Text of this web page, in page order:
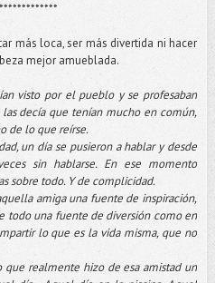
más loca, ser más divertida ni hacer
mejor amueblada.
visto por el pueblo y se profesaban
decía que tenían mucho en común,
de lo que reírse.
un día se pusieron a hablar y desde
sin hablarse. En ese momento
sobre todo. Y de complicidad.
amiga una fuente de inspiración,
todo una fuente de diversión como en
lo que es la vida misma, que no
realmente hizo de esa amistad un